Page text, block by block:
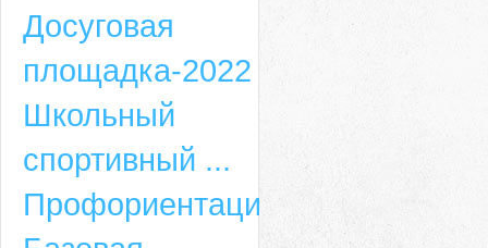
Досуговая
площадка-2022
Школьный
спортивный ...
Профориентация